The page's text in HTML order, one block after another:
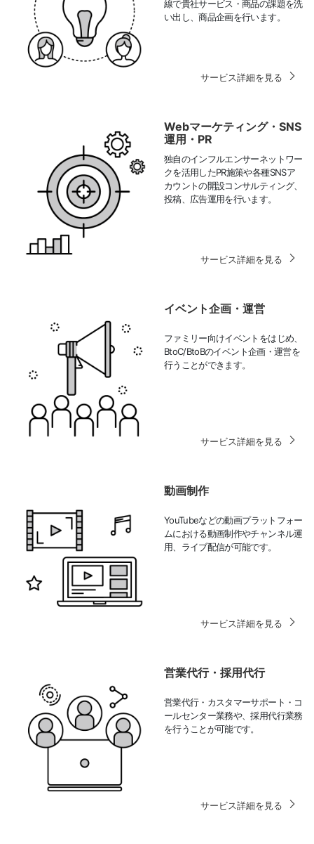
線で貴社サービス・商品の課題を洗
い出し、商品企画を行います。
サービス詳細を見る
Webマーケティング・SNS
運用・PR
独自のインフルエンサーネットワー
クを活用したPR施策や各種SNSア
カウントの開設コンサルティング、
投稿、広告運用を行います。
サービス詳細を見る
イベント企画・運営
ファミリー向けイベントをはじめ、
BtoC/BtoBのイベント企画・運営を
行うことができます。
サービス詳細を見る
動画制作
YouTubeなどの動画プラットフォー
ムにおける動画制作やチャンネル運
用、ライブ配信が可能です。
サービス詳細を見る
営業代行・採用代行
営業代行・カスタマーサポート・コ
ールセンター業務や、採用代行業務
を行うことが可能です。
サービス詳細を見る